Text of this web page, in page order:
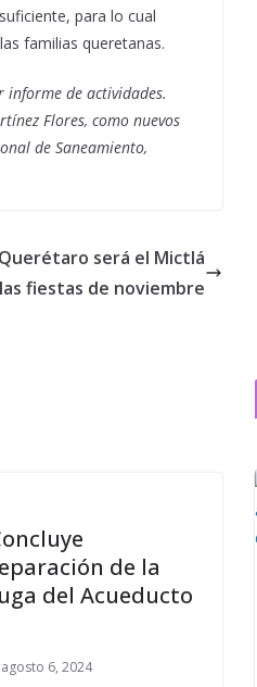
para lo cual
familias queretanas.
informe de actividades.
Flores, como nuevos
de Saneamiento,
será el Mictlá
fiestas de noviembre
de la
del Acueducto
agosto 6, 2024